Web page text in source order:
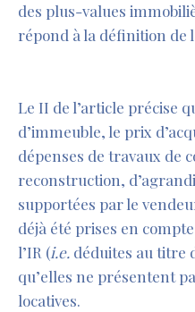
des plus-values
répond à la définition de
Le II de l’article précise
d’immeuble, le prix
dépenses de travaux de
reconstruction,
supportées par le
déjà été prises en
l’IR (i.e. déduites au titre
qu’elles ne présentent
locatives.